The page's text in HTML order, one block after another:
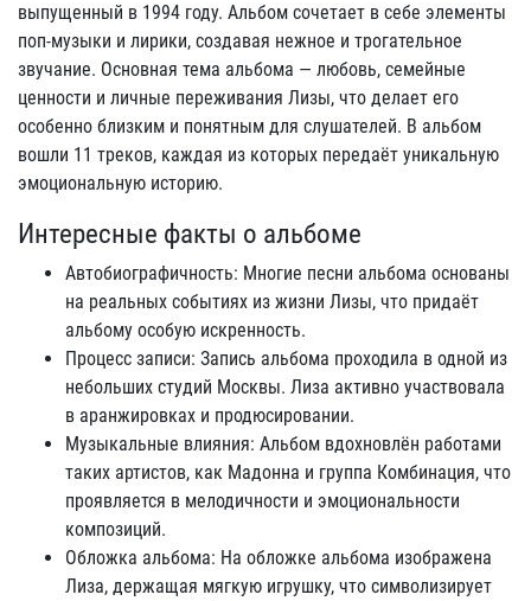
выпущенный в 1994 году. Альбом сочетает в себе элементы
поп-музыки и лирики, создавая нежное и трогательное
звучание. Основная тема альбома — любовь, семейные
ценности и личные переживания Лизы, что делает его
особенно близким и понятным для слушателей. В альбом
вошли 11 треков, каждая из которых передаёт уникальную
эмоциональную историю.
Интересные факты о альбоме
Автобиографичность: Многие песни альбома основаны
на реальных событиях из жизни Лизы, что придаёт
альбому особую искренность.
Процесс записи: Запись альбома проходила в одной из
небольших студий Москвы. Лиза активно участвовала
в аранжировках и продюсировании.
Музыкальные влияния: Альбом вдохновлён работами
таких артистов, как Мадонна и группа Комбинация, что
проявляется в мелодичности и эмоциональности
композиций.
Обложка альбома: На обложке альбома изображена
Лиза, держащая мягкую игрушку, что символизирует